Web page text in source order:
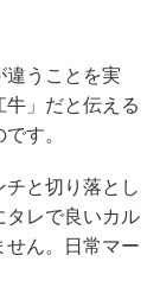
違うことを実
」だと伝える
す。
と切り落とし
タレで良いカル
せん。日常マー